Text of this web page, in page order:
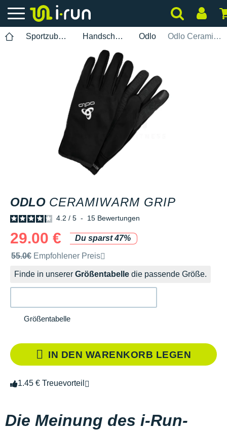
Sportzubehör Handschuhe Odlo Odlo Ceramiwarm Grip
ODLO CERAMIWARM GRIP
4.2 / 5 - 15 Bewertungen
29.00 €
Du sparst 47%
Unverbindliche Preisempfehlung der Marke
55.0€ Empfohlener Preis
Finde in unserer Größentabelle die passende Größe.
Größentabelle
IN DEN WARENKORB LEGEN
1.45 € Treuevorteil
Die Meinung des i-Run-